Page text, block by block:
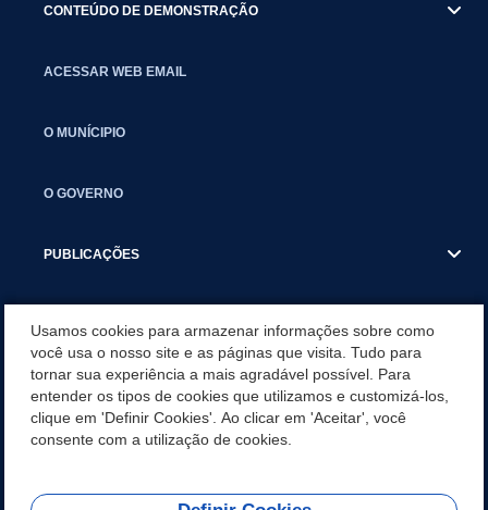
CONTEÚDO DE DEMONSTRAÇÃO
ACESSAR WEB EMAIL
O MUNÍCIPIO
O GOVERNO
PUBLICAÇÕES
RELAÇÃO DE DOCUMENTOS PARA CONTRATAÇÃO
FOLHA DE PONTO
Usamos cookies para armazenar informações sobre como
você usa o nosso site e as páginas que visita. Tudo para
tornar sua experiência a mais agradável possível. Para
entender os tipos de cookies que utilizamos e customizá-los,
clique em 'Definir Cookies'. Ao clicar em 'Aceitar', você
consente com a utilização de cookies.